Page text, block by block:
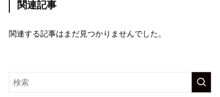
関連記事
関連する記事はまだ見つかりませんでした。